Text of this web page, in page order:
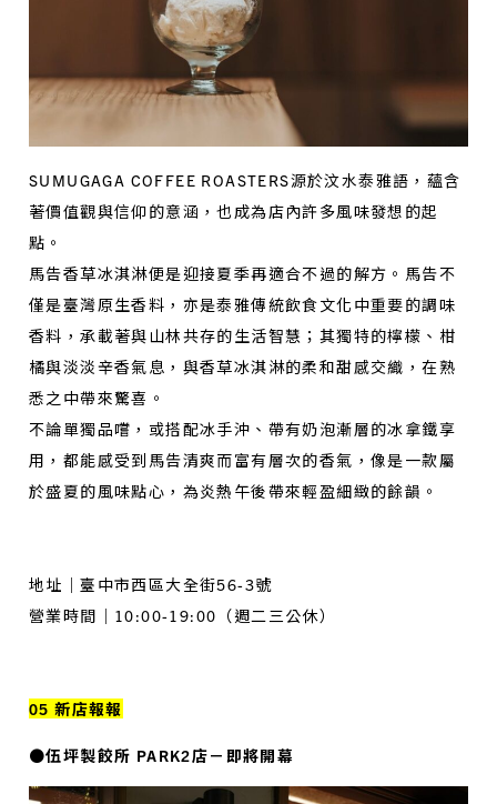
SUMUGAGA COFFEE ROASTERS源於汶水泰雅語，蘊含
著價值觀與信仰的意涵，也成為店內許多風味發想的起
點。
馬告香草冰淇淋便是迎接夏季再適合不過的解方。馬告不
僅是臺灣原生香料，亦是泰雅傳統飲食文化中重要的調味
香料，承載著與山林共存的生活智慧；其獨特的檸檬、柑
橘與淡淡辛香氣息，與香草冰淇淋的柔和甜感交織，在熟
悉之中帶來驚喜。
不論單獨品嚐，或搭配冰手沖、帶有奶泡漸層的冰拿鐵享
用，都能感受到馬告清爽而富有層次的香氣，像是一款屬
於盛夏的風味點心，為炎熱午後帶來輕盈細緻的餘韻。
地址｜臺中市西區大全街56-3號
營業時間｜10:00-19:00（週二三公休）
05 新店報報
●伍坪製餃所 PARK2店－即將開幕